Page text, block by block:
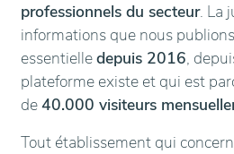
professionnels du secteur. La
informations que nous
essentielledepuis 2016,
plateforme existe et qui est
de40.000 visiteurs
Tout établissement qui